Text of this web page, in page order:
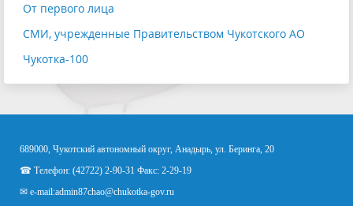
От первого лица
СМИ, учрежденные Правительством Чукотского АО
Чукотка-100
689000, Чукотский автономный округ, Анадырь, ул. Беринга, 20
☎ Телефон: (42722) 2-90-31 Факс: 2-29-19
✉ e-mail:admin87chao@chukotka-gov.ru